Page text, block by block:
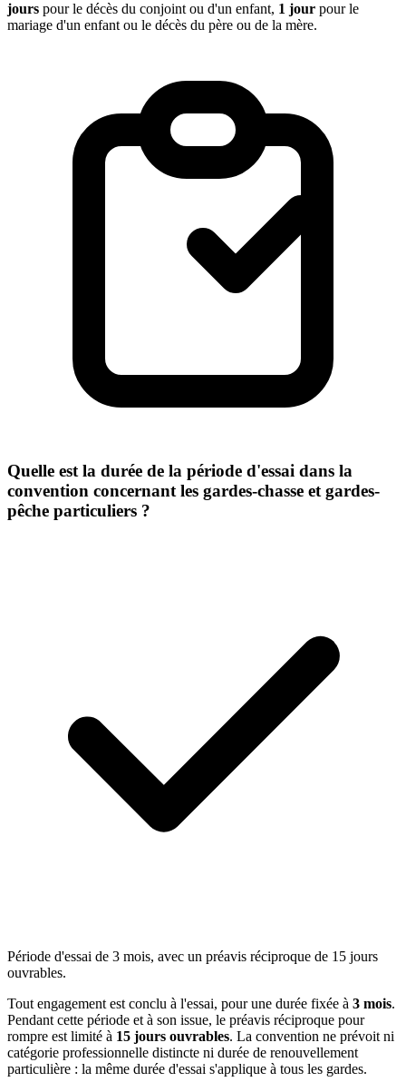
jours pour le décès du conjoint ou d'un enfant, 1 jour pour le
mariage d'un enfant ou le décès du père ou de la mère.
Quelle est la durée de la période d'essai dans la
convention concernant les gardes-chasse et gardes-
pêche particuliers ?
Période d'essai de 3 mois, avec un préavis réciproque de 15 jours
ouvrables.
Tout engagement est conclu à l'essai, pour une durée fixée à 3 mois.
Pendant cette période et à son issue, le préavis réciproque pour
rompre est limité à 15 jours ouvrables. La convention ne prévoit ni
catégorie professionnelle distincte ni durée de renouvellement
particulière : la même durée d'essai s'applique à tous les gardes.